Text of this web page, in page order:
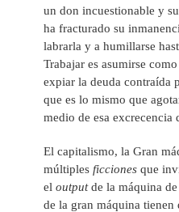
un don incuestionable y
ha fracturado su
labrarla y a humillarse
Trabajar es asumirse
expiar la deuda contraída
que es lo mismo que
medio de esa excrecencia
El capitalismo, la Gran
múltiples ficciones que
el outputde la máquina de
de la gran máquina tienen